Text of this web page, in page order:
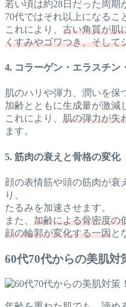
若い頃は約28日だった周期
70代ではそれ以上になるこ
これにより、 古い角質が肌
くすみやゴワつき、そして
4. コラーゲン・エラスチン
肌のハリや弾力、潤いを保
加齢とともに生成量が激減
これにより、 肌の弾力が失
ます。
5. 筋肉の衰えと骨格の変化
顔の表情筋や頭の筋肉が衰
り、
たるみを加速させます。
また、 加齢による骨密度の
顔の輪郭が変化する一因と
60代70代からの美肌対